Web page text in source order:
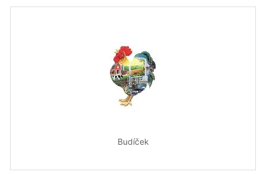
Budíček